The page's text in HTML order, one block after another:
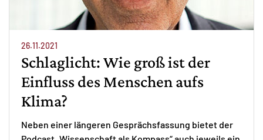
26.11.2021
Schlaglicht: Wie groß ist der
Einfluss des Menschen aufs
Klima?
Neben einer längeren Gesprächsfassung bietet der